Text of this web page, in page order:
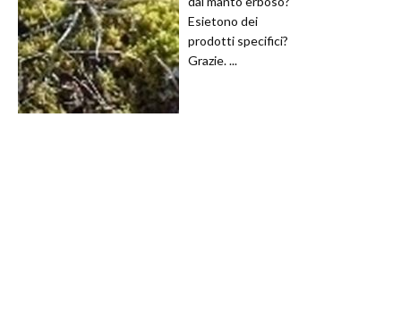
Esietono dei
prodotti specifici?
Grazie. ...